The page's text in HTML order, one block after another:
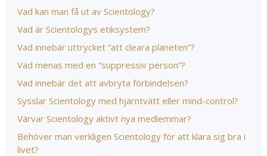
Vad kan man få ut av Scientology?
Vad är Scientologys etiksystem?
Vad innebär uttrycket “att cleara planeten”?
Vad menas med en ”suppressiv person”?
Vad innebär det att avbryta förbindelsen?
Sysslar Scientology med hjärntvätt eller mind-control?
Värvar Scientology aktivt nya medlemmar?
Behöver man verkligen Scientology för att klara sig bra i
livet?